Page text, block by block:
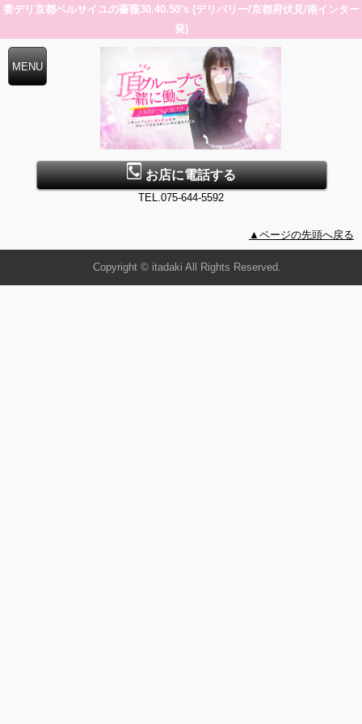
妻デリ京都ベルサイユの薔薇30.40.50’s (デリバリー/京都府伏見/南インター
発)
お店に電話する
TEL.075-644-5592
▲ページの先頭へ戻る
Copyright © itadaki All Rights Reserved.